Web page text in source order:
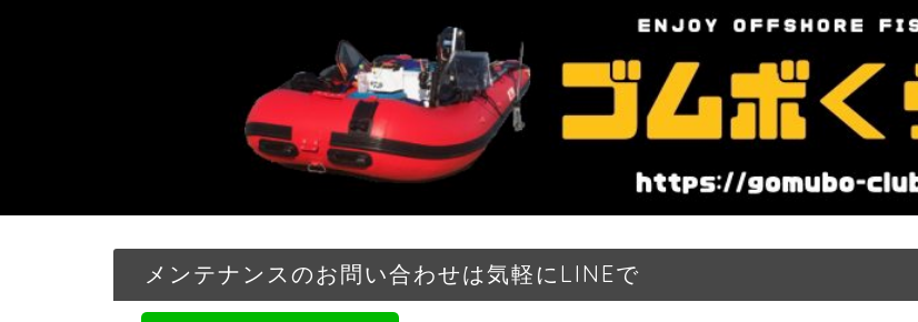
メンテナンスのお問い合わせは気軽にLINEで